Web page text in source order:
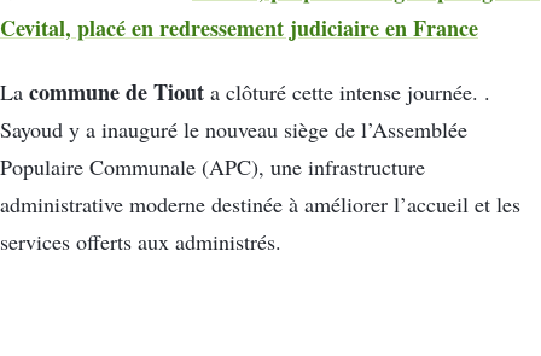
Cevital, placé en redressement judiciaire en France
La commune de Tiout a clôturé cette intense journée. .
Sayoud y a inauguré le nouveau siège de l’Assemblée
Populaire Communale (APC), une infrastructure
administrative moderne destinée à améliorer l’accueil et les
services offerts aux administrés.